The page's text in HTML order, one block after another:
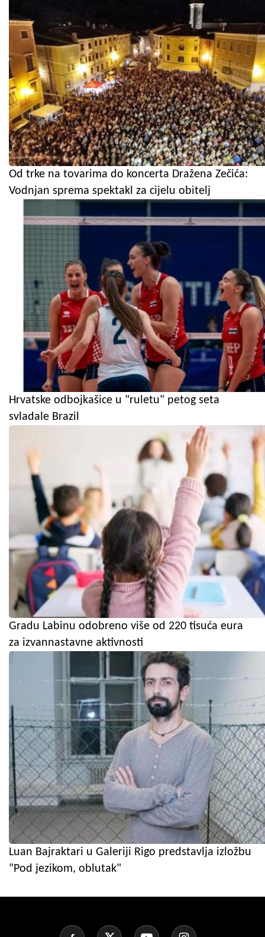
Od trke na tovarima do koncerta Dražena Zečića:
Vodnjan sprema spektakl za cijelu obitelj
Hrvatske odbojkašice u "ruletu" petog seta
svladale Brazil
Gradu Labinu odobreno više od 220 tisuća eura
za izvannastavne aktivnosti
Luan Bajraktari u Galeriji Rigo predstavlja izložbu
"Pod jezikom, oblutak"